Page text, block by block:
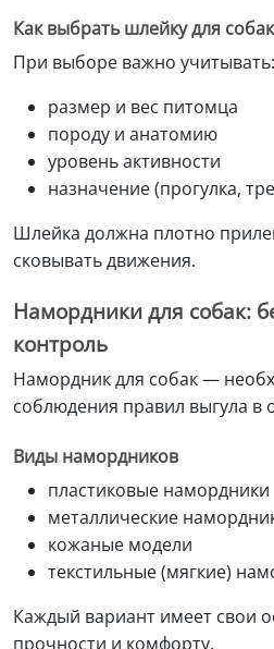
Как выбрать шлейку для собак
При выборе важно учитывать:
размер и вес питомца
породу и анатомию
уровень активности
назначение (прогулка,
Шлейка должна плотно
сковывать движения.
Намордники для собак:
контроль
Намордник для собак —
соблюдения правил выгула в
Виды намордников
пластиковые намордники
металлические
кожаные модели
текстильные (мягкие)
Каждый вариант имеет свои
прочности и комфорту.